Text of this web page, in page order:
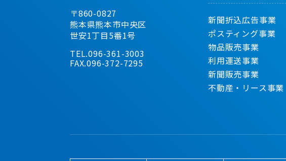
〒860-0827
熊本県熊本市中央区
世安1丁目5番1号
TEL.096-361-3003
FAX.096-372-7295
新聞折込広告事業
ポスティング事業
物品販売事業
利用運送事業
新聞販売事業
不動産・リース事業